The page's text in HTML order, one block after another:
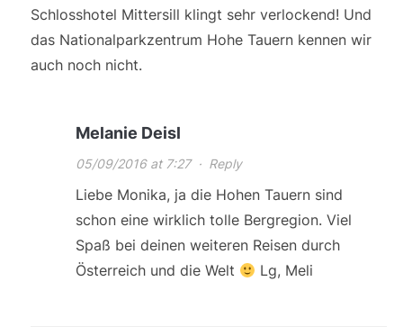
Schlosshotel Mittersill klingt sehr verlockend! Und
das Nationalparkzentrum Hohe Tauern kennen wir
auch noch nicht.
Melanie Deisl
05/09/2016 at 7:27· Reply
Liebe Monika, ja die Hohen Tauern sind
schon eine wirklich tolle Bergregion. Viel
Spaß bei deinen weiteren Reisen durch
Österreich und die Welt
Lg, Meli